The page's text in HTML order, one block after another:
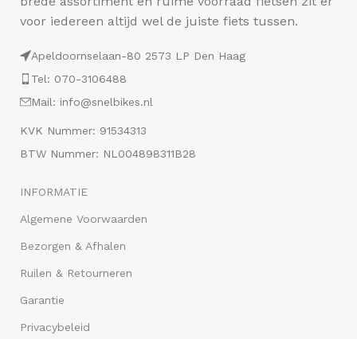
voor iedereen altijd wel de juiste fiets tussen.
Apeldoornselaan-80 2573 LP Den Haag
Tel: 070-3106488
Mail: info@snelbikes.nl
KVK Nummer: 91534313
BTW Nummer: NL004898311B28
INFORMATIE
Algemene Voorwaarden
Bezorgen & Afhalen
Ruilen & Retourneren
Garantie
Privacybeleid